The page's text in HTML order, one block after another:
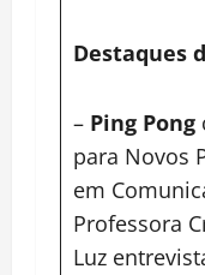
Destaques
– Ping Pong
para Novos
em
Professora
Luz